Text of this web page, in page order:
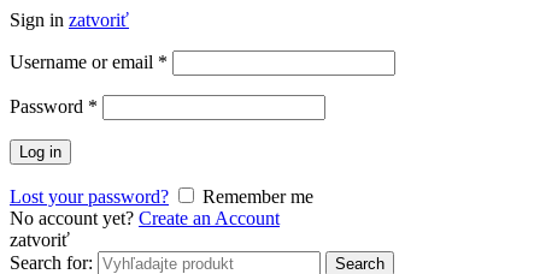
Sign in zatvoriť
Username or email *
Password *
Log in
Lost your password?
Remember me
No account yet? Create an Account
zatvoriť
Search for:
Search